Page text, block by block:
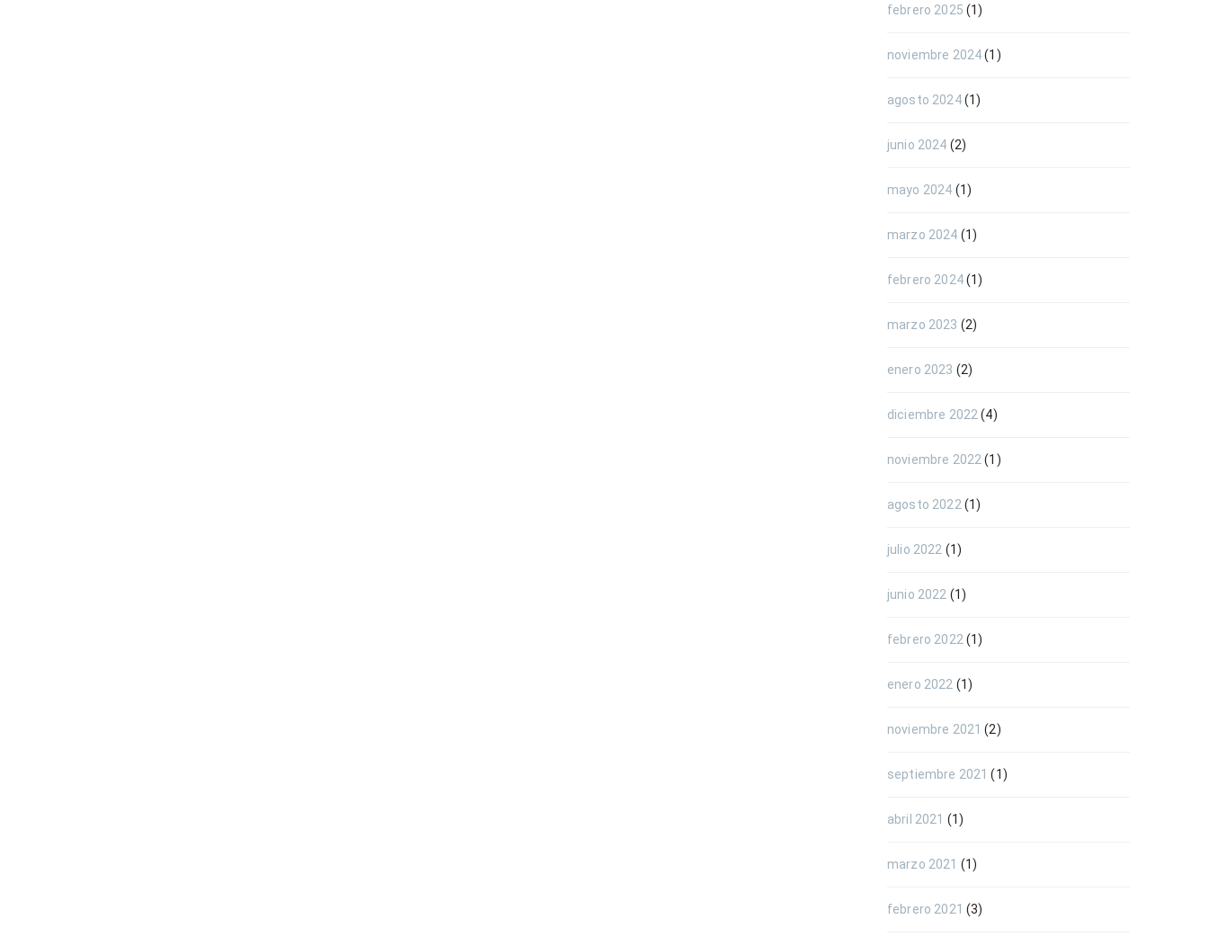
febrero 2025 (1)
noviembre 2024(1)
agosto 2024(1)
junio 2024 (2)
mayo 2024 (1)
marzo 2024 (1)
febrero 2024(1)
marzo 2023 (2)
enero 2023 (2)
diciembre 2022 (4)
noviembre 2022 (1)
agosto 2022 (1)
julio 2022 (1)
junio 2022 (1)
febrero 2022 (1)
enero 2022 (1)
noviembre 2021 (2)
septiembre 2021 (1)
abril 2021 (1)
marzo 2021 (1)
febrero 2021 (3)